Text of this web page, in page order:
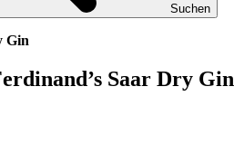
Suchen
Gin
Saar Dry Gin